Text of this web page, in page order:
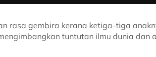
rasa gembira kerana ketiga-tiga
tuntutan ilmu dunia dan